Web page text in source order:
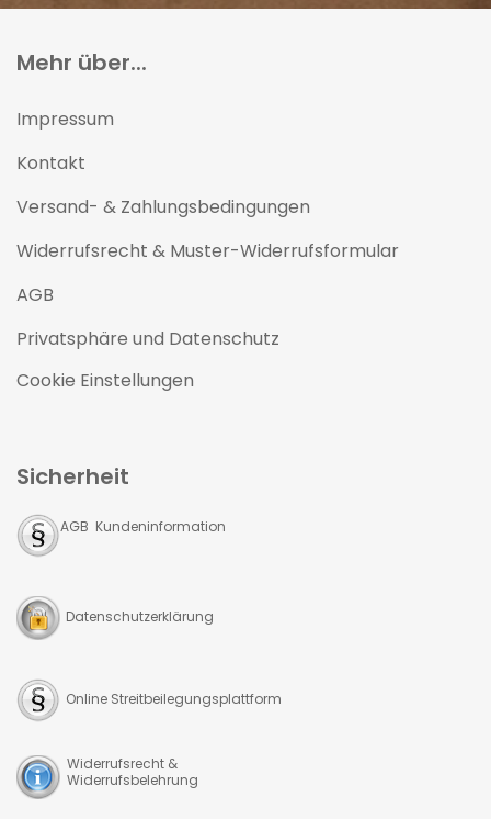
Mehr über...
Impressum
Kontakt
Versand- & Zahlungsbedingungen
Widerrufsrecht & Muster-Widerrufsformular
AGB
Privatsphäre und Datenschutz
Cookie Einstellungen
Sicherheit
AGB Kundeninformation
Datenschutzerklärung
Online Streitbeilegungsplattform
Widerrufsrecht &
Widerrufsbelehrung